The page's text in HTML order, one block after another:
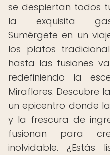
se despiertan todos
la exquisita
Sumérgete en un
los platos
hasta las fusiones
redefiniendo la
Miraflores. Descubre
un epicentro donde
y la frescura de
fusionan para
inolvidable.